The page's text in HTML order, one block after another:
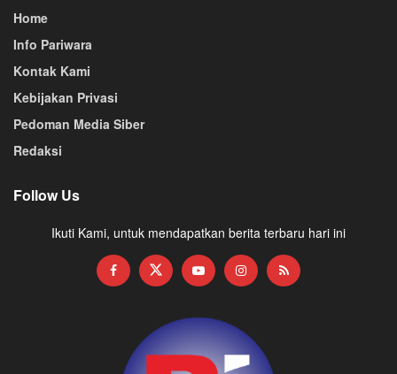
Home
Info Pariwara
Kontak Kami
Kebijakan Privasi
Pedoman Media Siber
Redaksi
Follow Us
Ikuti Kami, untuk mendapatkan berita terbaru hari ini